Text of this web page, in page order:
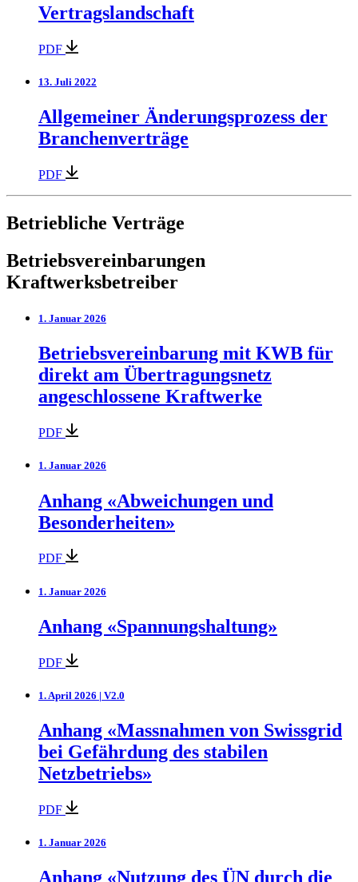
Vertragslandschaft
PDF
13. Juli 2022
Allgemeiner Änderungsprozess der
Branchenverträge
PDF
Betriebliche Verträge
Betriebsvereinbarungen
Kraftwerksbetreiber
1. Januar 2026
Betriebsvereinbarung mit KWB für
direkt am Übertragungsnetz
angeschlossene Kraftwerke
PDF
1. Januar 2026
Anhang «Abweichungen und
Besonderheiten»
PDF
1. Januar 2026
Anhang «Spannungshaltung»
PDF
1. April 2026 | V2.0
Anhang «Massnahmen von Swissgrid
bei Gefährdung des stabilen
Netzbetriebs»
PDF
1. Januar 2026
Anhang «Nutzung des ÜN durch die